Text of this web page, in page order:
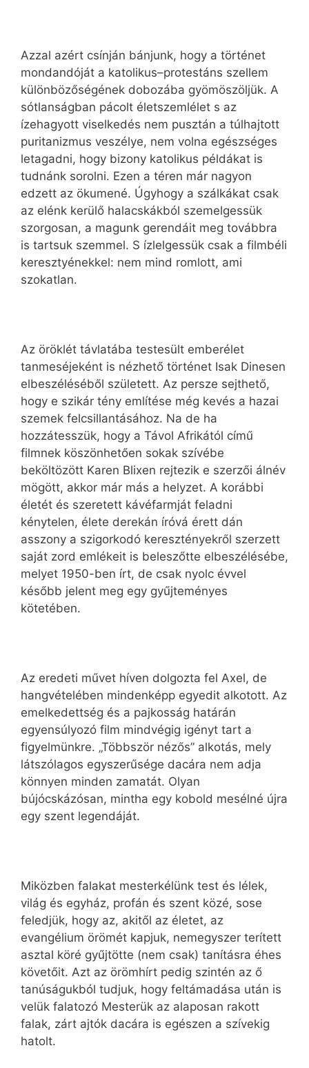
Azzal azért csínján bánjunk, hogy a történet
mondandóját a katolikus–protestáns szellem
különbözőségének dobozába gyömöszöljük. A
sótlanságban pácolt életszemlélet s az
ízehagyott viselkedés nem pusztán a túlhajtott
puritanizmus veszélye, nem volna egészséges
letagadni, hogy bizony katolikus példákat is
tudnánk sorolni. Ezen a téren már nagyon
edzett az ökumené. Úgyhogy a szálkákat csak
az elénk kerülő halacskákból szemelgessük
szorgosan, a magunk gerendáit meg továbbra
is tartsuk szemmel. S ízlelgessük csak a filmbéli
keresztyénekkel: nem mind romlott, ami
szokatlan.
Az öröklét távlatába testesült emberélet
tanmeséjeként is nézhető történet Isak Dinesen
elbeszéléséből született. Az persze sejthető,
hogy e szikár tény említése még kevés a hazai
szemek felcsillantásához. Na de ha
hozzátesszük, hogy a Távol Afrikától című
filmnek köszönhetően sokak szívébe
beköltözött Karen Blixen rejtezik e szerzői álnév
mögött, akkor már más a helyzet. A korábbi
életét és szeretett kávéfarmját feladni
kénytelen, élete derekán íróvá érett dán
asszony a szigorkodó keresztényekről szerzett
saját zord emlékeit is beleszőtte elbeszélésébe,
melyet 1950-ben írt, de csak nyolc évvel
később jelent meg egy gyűjteményes
kötetében.
Az eredeti művet híven dolgozta fel Axel, de
hangvételében mindenképp egyedit alkotott. Az
emelkedettség és a pajkosság határán
egyensúlyozó film mindvégig igényt tart a
figyelmünkre. „Többször nézős” alkotás, mely
látszólagos egyszerűsége dacára nem adja
könnyen minden zamatát. Olyan
bújócskázósan, mintha egy kobold mesélné újra
egy szent legendáját.
Miközben falakat mesterkélünk test és lélek,
világ és egyház, profán és szent közé, sose
feledjük, hogy az, akitől az életet, az
evangélium örömét kapjuk, nemegyszer terített
asztal köré gyűjtötte (nem csak) tanításra éhes
követőit. Azt az örömhírt pedig szintén az ő
tanúságukból tudjuk, hogy feltámadása után is
velük falatozó Mesterük az alaposan rakott
falak, zárt ajtók dacára is egészen a szívekig
hatolt.